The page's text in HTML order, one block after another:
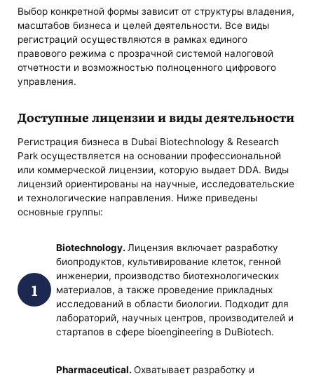
Выбор конкретной формы зависит от структуры владения,
масштабов бизнеса и целей деятельности. Все виды
регистраций осуществляются в рамках единого
правового режима с прозрачной системой налоговой
отчетности и возможностью полноценного цифрового
управления.
Доступные лицензии и виды деятельности
Регистрация бизнеса в Dubai Biotechnology & Research
Park осуществляется на основании профессиональной
или коммерческой лицензии, которую выдает DDA. Виды
лицензий ориентированы на научные, исследовательские
и технологические направления. Ниже приведены
основные группы:
Biotechnology. Лицензия включает разработку
биопродуктов, культивирование клеток, генной
инженерии, производство биотехнологических
материалов, а также проведение прикладных
исследований в области биологии. Подходит для
лабораторий, научных центров, производителей и
стартапов в сфере bioengineering в DuBiotech.
Pharmaceutical. Охватывает разработку и